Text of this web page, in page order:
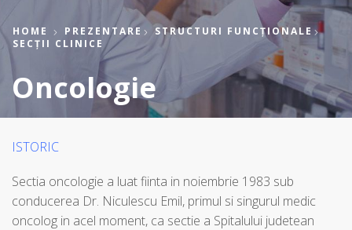
HOME PREZENTARE
STRUCTURI FUNCȚIONALE
SECȚII CLINICE
Oncologie
ISTORIC
Sectia oncologie a luat fiinta in noiembrie 1983 sub
conducerea Dr. Niculescu Emil, primul si singurul medic
oncolog in acel moment, ca sectie a Spitalului judetean